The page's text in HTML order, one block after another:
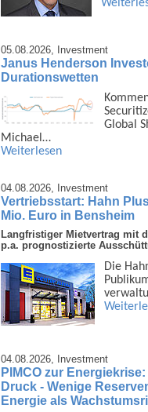
05.08.2026, Investment
Janus Henderson
Durationswetten
Global
Michael…
Weiterlesen
04.08.2026, Investment
Vertriebsstart: Hahn
Mio. Euro in Bensheim
Langfristiger Mietvertrag mit
p.a. prognostizierte
Die
04.08.2026, Investment
PIMCO zur
Druck - Wenige
Energie als